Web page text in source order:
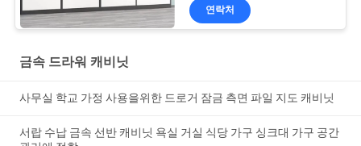
연락처
금속 드라워 캐비닛
사무실 학교 가정 사용을위한 드로거 잠금 측면 파일 지도 캐비닛
서랍 수납 금속 선반 캐비닛 욕실 거실 식당 가구 싱크대 가구 공간